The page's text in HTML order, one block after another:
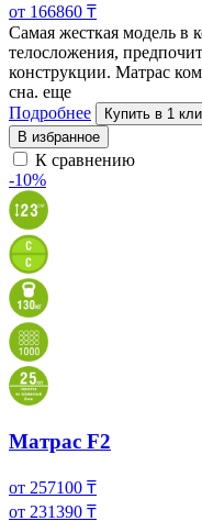
от 166860 ₸
Самая жесткая модель в
телосложения,
конструкции. Матрас
сна. еще
Подробнее
Купить в 1
В избранное
К сравнению
-10%
Матрас F2
от 257100 ₸
от 231390 ₸